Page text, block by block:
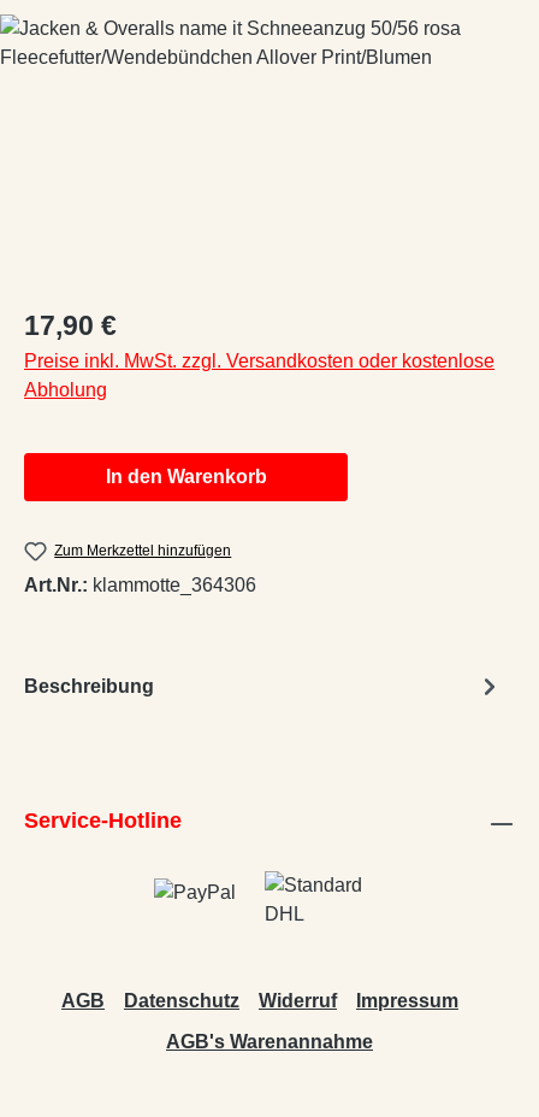
Bildergalerie überspringen
Regulärer Preis:
17,90 €
Preise inkl. MwSt. zzgl. Versandkosten oder kostenlose
Abholung
In den Warenkorb
Zum Merkzettel hinzufügen
Art.Nr.: klammotte_364306
Beschreibung
Service-Hotline
AGB Datenschutz Widerruf
Impressum
AGB's Warenannahme